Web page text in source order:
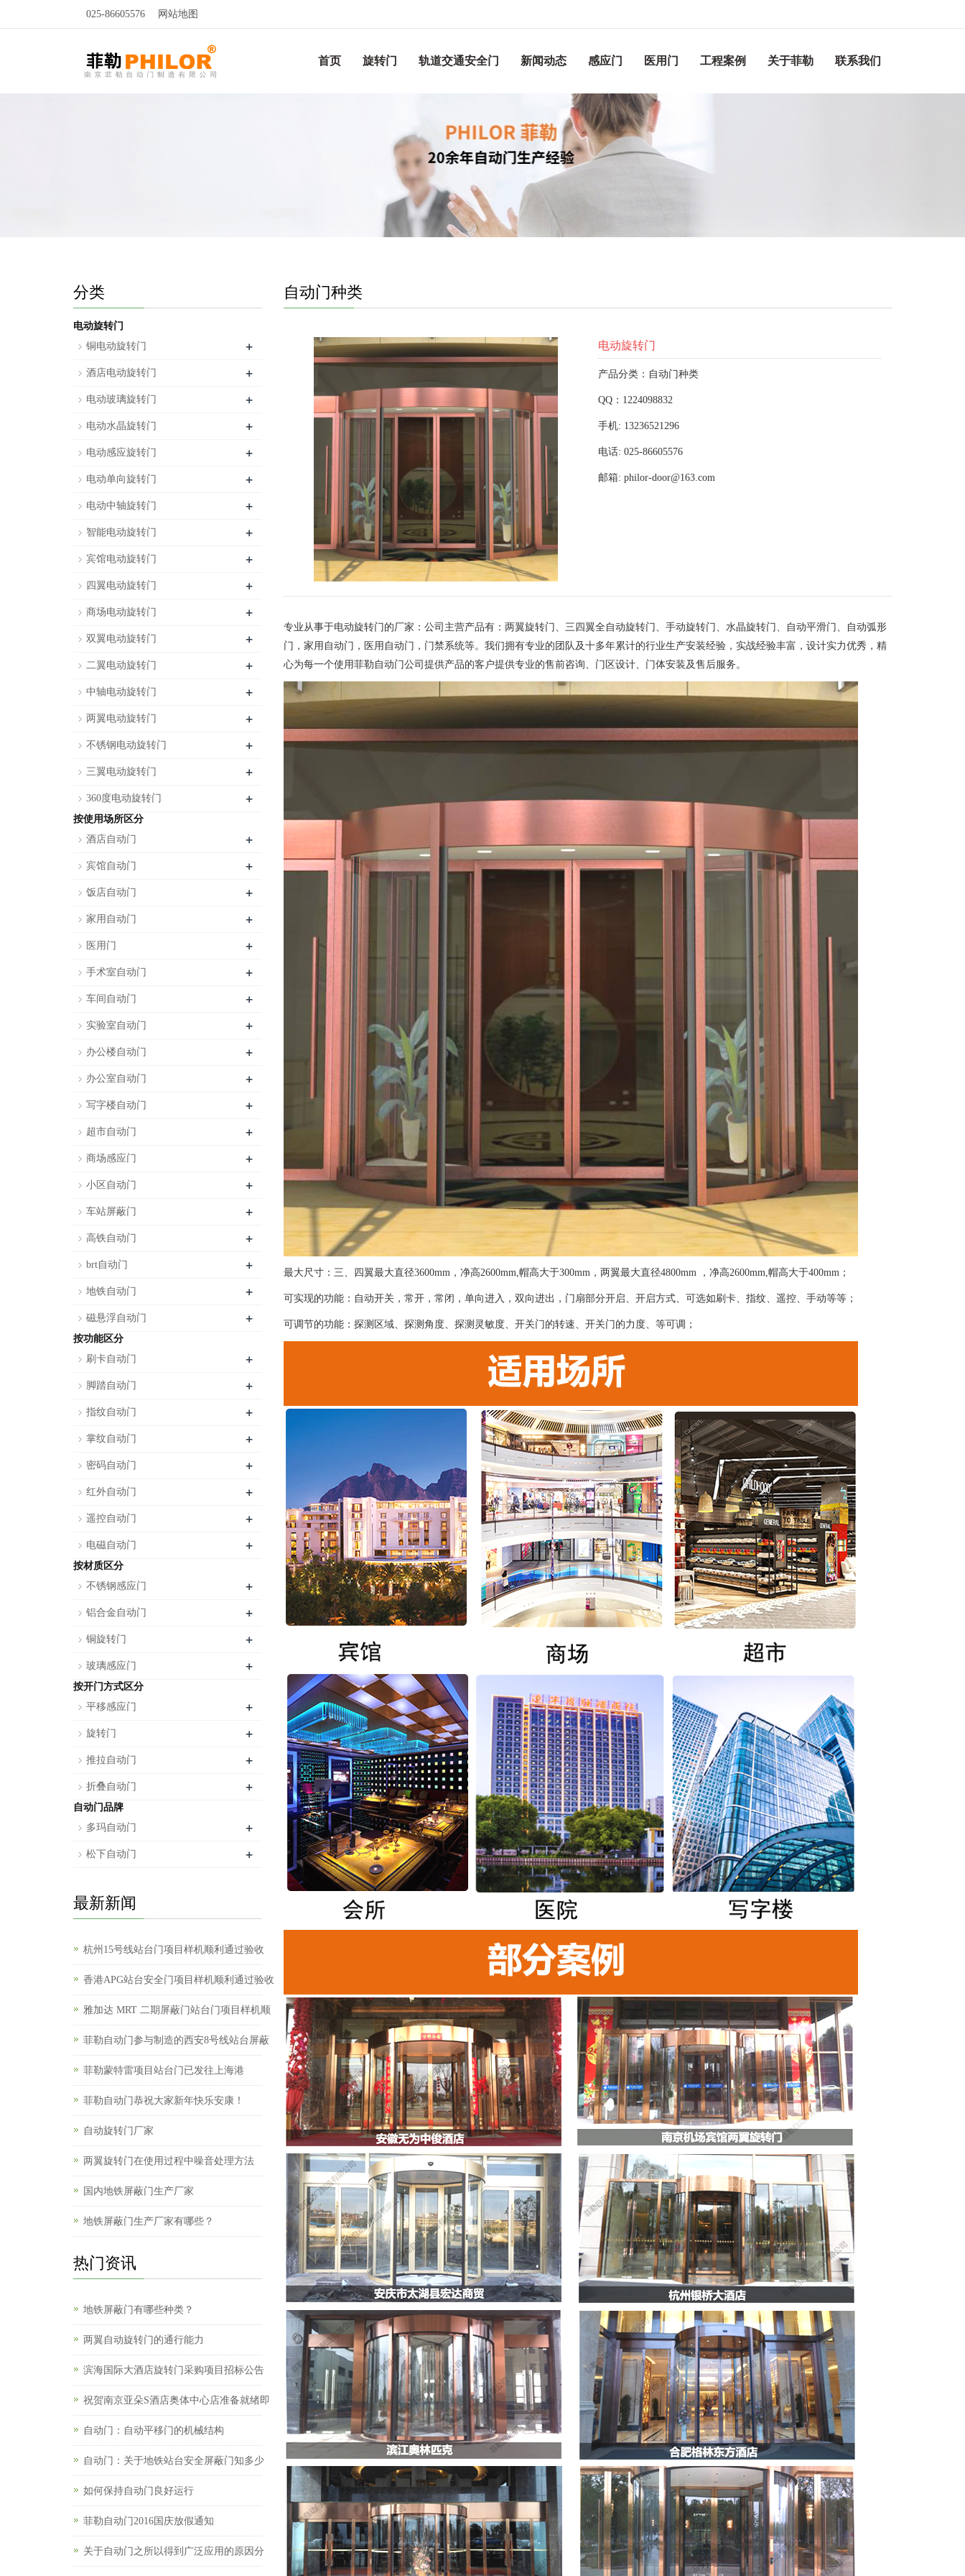
025-86605576 网站地图
首页 旋转门 轨道交通安全门 新闻动态 感应门 医用门 工程案例 关于菲勒 联系我们
自动门种类
电动旋转门
产品分类：自动门种类
QQ：1224098832
手机: 13236521296
电话: 025-86605576
邮箱: philor-door@163.com
专业从事于电动旋转门的厂家：公司主营产品有：两翼旋转门、三四翼全自动旋转门、手动旋转门、水晶旋转门、自动平滑门、自动弧形
门，家用自动门，医用自动门，门禁系统等。我们拥有专业的团队及十多年累计的行业生产安装经验，实战经验丰富，设计实力优秀，精
心为每一个使用菲勒自动门公司提供产品的客户提供专业的售前咨询、门区设计、门体安装及售后服务。
最大尺寸：三、四翼最大直径3600mm，净高2600mm,帽高大于300mm，两翼最大直径4800mm ，净高2600mm,帽高大于400mm；
可实现的功能：自动开关，常开，常闭，单向进入，双向进出，门扇部分开启、开启方式、可选如刷卡、指纹、遥控、手动等等；
可调节的功能：探测区域、探测角度、探测灵敏度、开关门的转速、开关门的力度、等可调；
分类
电动旋转门
铜电动旋转门
+
酒店电动旋转门 +
电动玻璃旋转门 +
电动水晶旋转门 +
电动感应旋转门 +
电动单向旋转门 +
电动中轴旋转门 +
智能电动旋转门 +
宾馆电动旋转门 +
四翼电动旋转门 +
商场电动旋转门 +
双翼电动旋转门 +
二翼电动旋转门 +
中轴电动旋转门 +
两翼电动旋转门 +
不锈钢电动旋转门 +
三翼电动旋转门 +
360度电动旋转门 +
按使用场所区分
酒店自动门
+
宾馆自动门 +
饭店自动门 +
家用自动门 +
医用门 +
手术室自动门 +
车间自动门 +
实验室自动门 +
办公楼自动门 +
办公室自动门 +
写字楼自动门 +
超市自动门 +
商场感应门 +
小区自动门 +
车站屏蔽门 +
高铁自动门 +
brt自动门 +
地铁自动门 +
磁悬浮自动门 +
按功能区分
刷卡自动门
+
脚踏自动门 +
指纹自动门 +
掌纹自动门 +
密码自动门 +
红外自动门 +
遥控自动门 +
电磁自动门 +
按材质区分
不锈钢感应门
+
铝合金自动门 +
铜旋转门 +
玻璃感应门 +
按开门方式区分
平移感应门
+
旋转门 +
推拉自动门 +
折叠自动门 +
自动门品牌
多玛自动门
+
松下自动门 +
最新新闻
杭州15号线站台门项目样机顺利通过验收
香港APG站台安全门项目样机顺利通过验收
雅加达 MRT 二期屏蔽门站台门项目样机顺
菲勒自动门参与制造的西安8号线站台屏蔽
菲勒蒙特雷项目站台门已发往上海港
菲勒自动门恭祝大家新年快乐安康！
自动旋转门厂家
两翼旋转门在使用过程中噪音处理方法
国内地铁屏蔽门生产厂家
地铁屏蔽门生产厂家有哪些？
热门资讯
地铁屏蔽门有哪些种类？
两翼自动旋转门的通行能力
滨海国际大酒店旋转门采购项目招标公告
祝贺南京亚朵S酒店奥体中心店准备就绪即
自动门：自动平移门的机械结构
自动门：关于地铁站台安全屏蔽门知多少
如何保持自动门良好运行
菲勒自动门2016国庆放假通知
关于自动门之所以得到广泛应用的原因分